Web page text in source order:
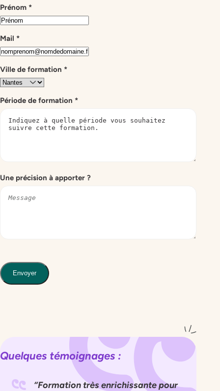
Prénom *
Mail *
Ville de formation *
Période de formation *
Une précision à apporter ?
Envoyer
Quelques témoignages :
Formation très enrichissante pour